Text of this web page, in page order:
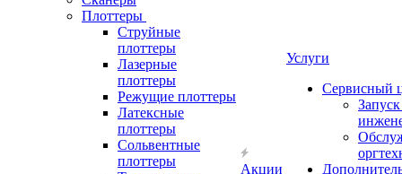
Плоттеры
Струйные
плоттеры
Лазерные
плоттеры
Режущие плоттеры
Латексные
плоттеры
Сольвентные
плоттеры
Акции
Услуги
Сервисный